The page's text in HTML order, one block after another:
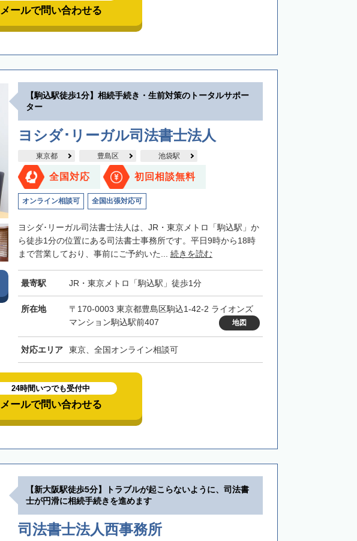
メールで問い合わせる
【駒込駅徒歩1分】相続手続き・生前対策のトータルサポー
ター
ヨシダ･リーガル司法書士法人
東京都 豊島区 池袋駅
全国対応 初回相談無料
オンライン相談可 全国出張対応可
ヨシダ･リーガル司法書士法人は、JR・東京メトロ「駒込駅」か
ら徒歩1分の位置にある司法書士事務所です。平日9時から18時
まで営業しており、事前にご予約いた... 続きを読む
最寄駅 JR・東京メトロ「駒込駅」徒歩1分
所在地
〒170-0003 東京都豊島区駒込1-42-2 ライオンズ
マンション駒込駅前407
地図
対応エリア 東京、全国オンライン相談可
24時間いつでも受付中
メールで問い合わせる
【新大阪駅徒歩5分】トラブルが起こらないように、司法書
士が円滑に相続手続きを進めます
司法書士法人西事務所